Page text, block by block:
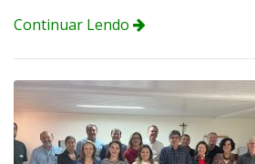
Continuar Lendo